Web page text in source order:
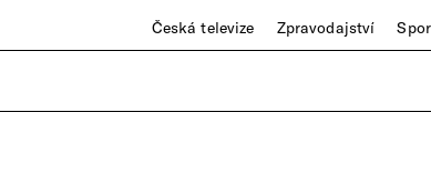
Česká televize Zpravodajství